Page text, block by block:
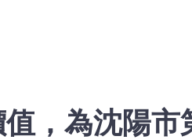
，為沈陽